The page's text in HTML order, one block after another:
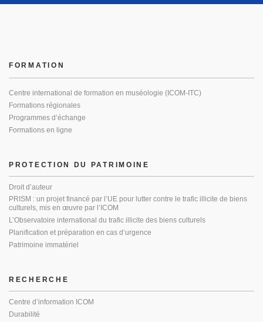
PROTECTION DU PATRIMOINE
Droit d’auteur
PRISM : un projet financé par l’UE pour lutter contre le trafic illicite de biens
culturels, mis en œuvre par l’ICOM
L’Observatoire international du trafic illicite des biens culturels
Planification et préparation en cas d’urgence
Patrimoine immatériel
FORMATION
Centre international de formation en muséologie (ICOM-ITC)
Formations régionales
Programmes d’échange
Formations en ligne
RECHERCHE
Centre d’information ICOM
Durabilité